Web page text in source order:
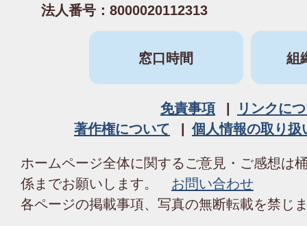
法人番号：8000020112313
窓口時間 組
免責事項
リンクに
著作権について
個人情報の取り扱
ホームページ全体に関するご意見・ご感想は
係までお願いします。 お問い合わせ
各ページの掲載事項、写真の無断転載を禁じ